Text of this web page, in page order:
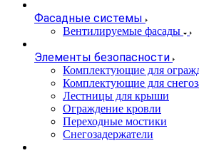
Фасадные системы
Вентилируемые фасады
Элементы безопасности
Комплектующие для
Комплектующие для
Лестницы для крыши
Ограждение кровли
Переходные мостики
Снегозадержатели